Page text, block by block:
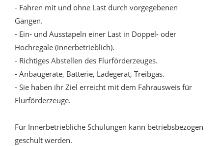
- Fahren mit und ohne Last durch vorgegebenen
Gängen.
- Ein- und Ausstapeln einer Last in Doppel- oder
Hochregale (innerbetrieblich).
- Richtiges Abstellen des Flurförderzeuges.
- Anbaugeräte, Batterie, Ladegerät, Treibgas.
- Sie haben ihr Ziel erreicht mit dem Fahrausweis für
Flurförderzeuge.
Für Innerbetriebliche Schulungen kann betriebsbezogen
geschult werden.